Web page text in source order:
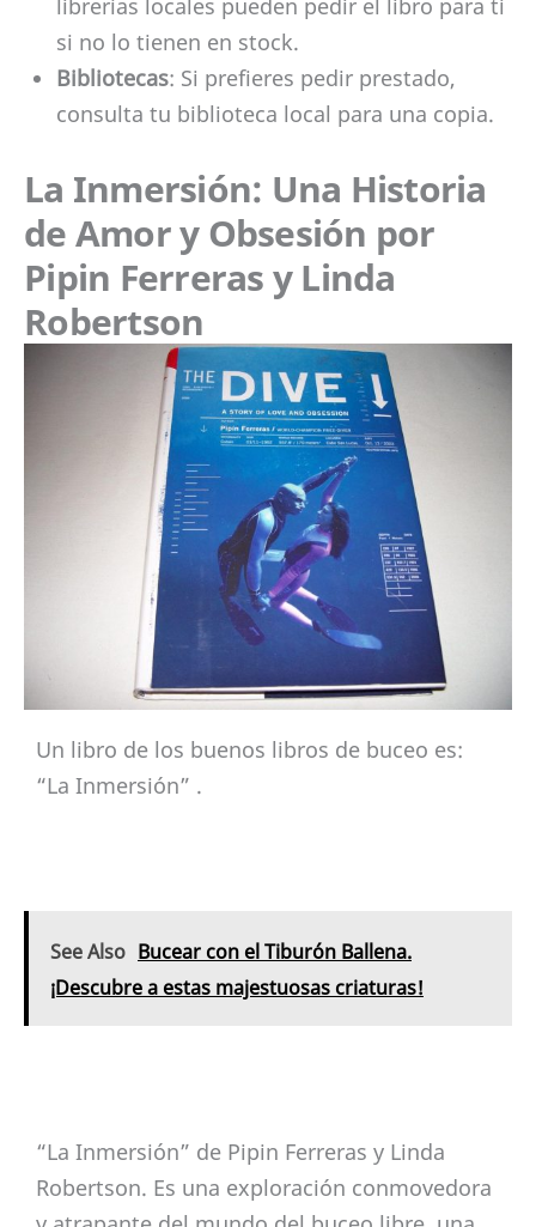
si no lo tienen en stock.
Bibliotecas: Si prefieres pedir prestado,
consulta tu biblioteca local para una copia.
La Inmersión: Una Historia
de Amor y Obsesión por
Pipin Ferreras y Linda
Robertson
Un libro de los buenos libros de buceo es:
“La Inmersión” .
See Also Bucear con el Tiburón Ballena.
¡Descubre a estas majestuosas criaturas!
“La Inmersión” de Pipin Ferreras y Linda
Robertson. Es una exploración conmovedora